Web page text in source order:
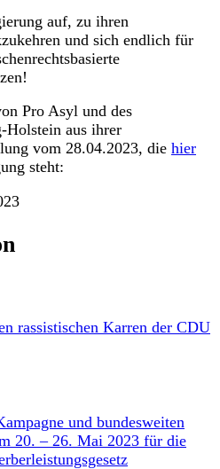
auf, zu ihren
und sich endlich für
Pro Asyl und des
Holstein aus ihrer
vom 28.04.2023, die hier
steht:
rassistischen Karren der CDU
und bundesweiten
20. – 26. Mai 2023 für die